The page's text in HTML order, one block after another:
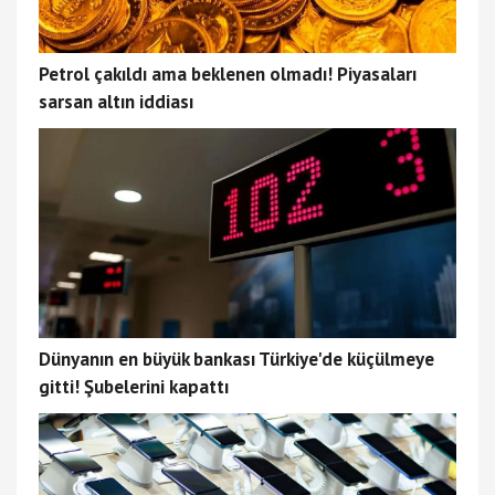
Petrol çakıldı ama beklenen olmadı! Piyasaları
sarsan altın iddiası
Dünyanın en büyük bankası Türkiye'de küçülmeye
gitti! Şubelerini kapattı